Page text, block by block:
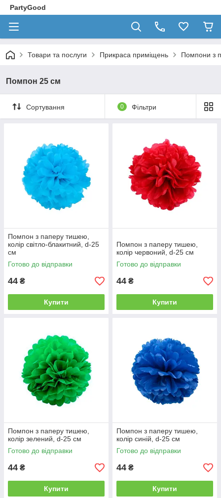
PartyGood
Товари та послуги Прикраса приміщень Помпони з
Помпон 25 см
Сортування 0 Фільтри
Помпон з паперу тишею,
колір світло-блакитний, d-25
см
Готово до відправки
44 ₴
Купити
Помпон з паперу тишею,
колір червоний, d-25 см
Готово до відправки
44 ₴
Купити
Помпон з паперу тишею,
колір зелений, d-25 см
Готово до відправки
44 ₴
Купити
Помпон з паперу тишею,
колір синій, d-25 см
Готово до відправки
44 ₴
Купити